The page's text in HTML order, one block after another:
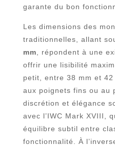
garante du bon
Les dimensions des
traditionnelles, allant
mm , répondent à une
offrir une lisibilité
petit, entre 38 mm et
aux poignets fins ou au
discrétion et élégance
avec l’IWC Mark XVIII,
équilibre subtil entre
fonctionnalité. À